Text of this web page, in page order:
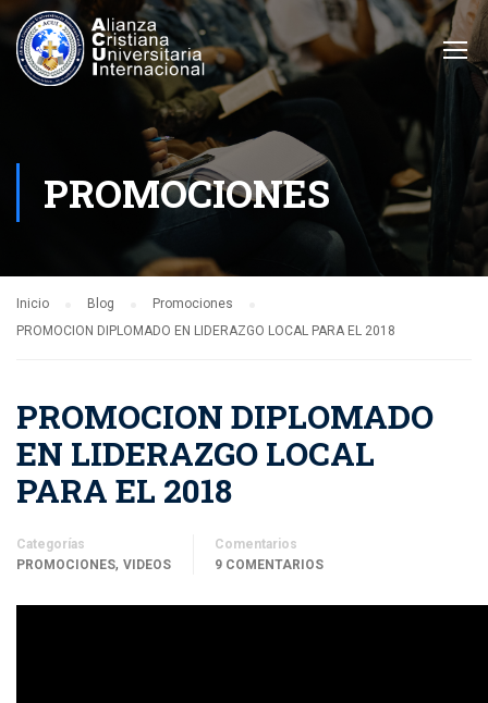
PROMOCIONES
Inicio Blog
Promociones
PROMOCION DIPLOMADO EN LIDERAZGO LOCAL PARA EL 2018
PROMOCION DIPLOMADO
EN LIDERAZGO LOCAL
PARA EL 2018
Categorías
PROMOCIONES, VIDEOS
Comentarios
9 COMENTARIOS